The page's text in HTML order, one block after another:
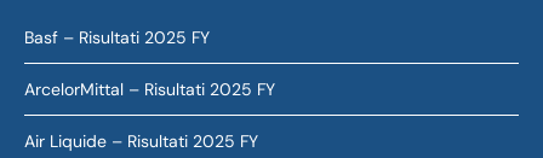
Basf – Risultati 2025 FY
ArcelorMittal – Risultati 2025 FY
Air Liquide – Risultati 2025 FY